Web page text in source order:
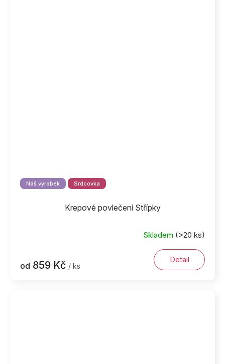
Náš výrobek Srdcovka
Krepové povlečení Střípky
Skladem (>20 ks)
od 859 Kč / ks
Detail